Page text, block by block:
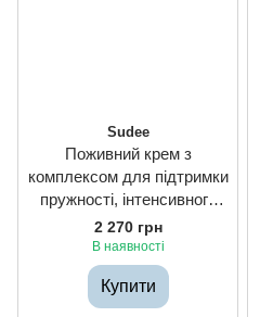
Sudee
Поживний крем з
комплексом для підтримки
пружності, інтенсивного
живлення та комфорту
шкіри Sudee Collagen
Protein Cream, 50ml
2 270 грн
В наявності
Купити